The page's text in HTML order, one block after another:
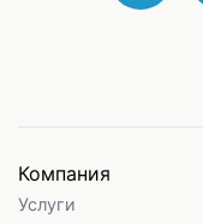
Компания
Услуги